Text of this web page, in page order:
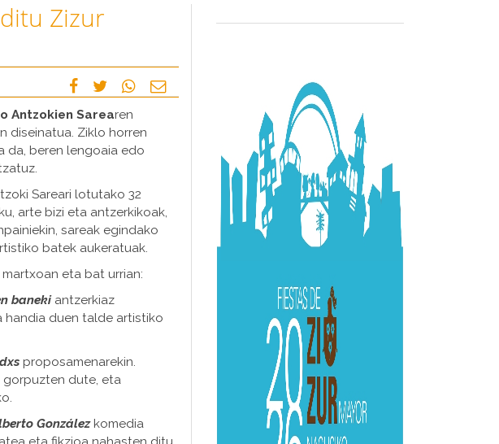
Zizur
Antzokien Sarearen
diseinatua. Ziklo horren
da, beren lengoaia edo
Sareari lotutako 32
arte bizi eta antzerkikoak,
sareak egindako
batek aukeratuak.
eta bat urrian:
banekiantzerkiaz
handia duen talde artistiko
proposamenarekin.
gorpuzten dute, eta
Gonzálezkomedia